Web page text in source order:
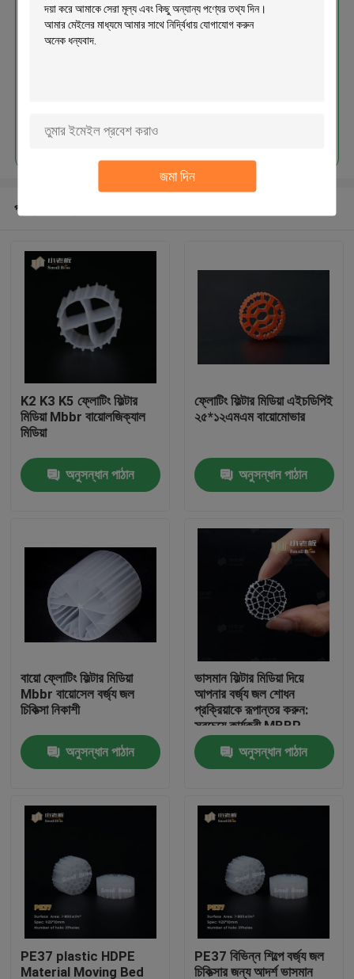
জমা দিন
আমাদের সম্পর্কে
কারখানা ভ্রমণ
মান নিয়ন্ত্রণ
আমাদের সাথে যোগাযোগ করুন
ব্লগ
উদ্ধৃতির জন্য আবেদন
এমবিবিআর ফিল্টার মিডিয়া
এমবিবিআর বায়ো মিডিয়া
ফ্লোটিং ফিল্টার মিডিয়া এইচডিপিই
২৫*১২এমএম বায়োমোভার
চালিয়ে
প্রস্তাবিত পণ্য
K2 K3 K5 ফ্লোটিং ফিল্টার
মিডিয়া Mbbr বায়োলজিক্যাল
মিডিয়া
অনুসন্ধান পাঠান
ফ্লোটিং ফিল্টার মিডিয়া এইচডিপিই
২৫*১২এমএম বায়োমোভার
অনুসন্ধান পাঠান
বায়ো ফ্লোটিং ফিল্টার মিডিয়া
Mbbr বায়োসেল বর্জ্য জল
চিকিত্সা নিকাশী
অনুসন্ধান পাঠান
ভাসমান ফিল্টার মিডিয়া দিয়ে
আপনার বর্জ্য জল শোধন
প্রক্রিয়াকে রূপান্তর করুন:
সবচেয়ে কার্যকরী MBBR
বায়োফিল্টার মিডিয়া
অনুসন্ধান পাঠান
PE37 plastic HDPE
Material Moving Bed
PE37 বিভিন্ন শিল্পে বর্জ্য জল
চিকিত্সার জন্য আদর্শ ভাসমান